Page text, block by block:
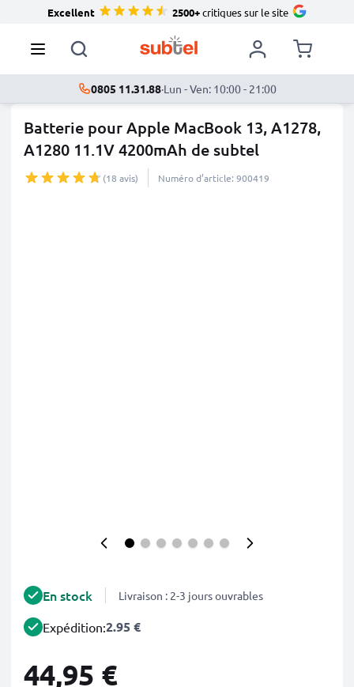
Excellent 2500+critiques sur le site
0805 11.31.88·Lun - Ven: 10:00 - 21:00
Batterie pour Apple MacBook 13, A1278,
A1280 11.1V 4200mAh de subtel
(18 avis) Numéro d’article: 900419
En stock Livraison : 2-3 jours ouvrables
Expédition:2.95 €
44,95 €